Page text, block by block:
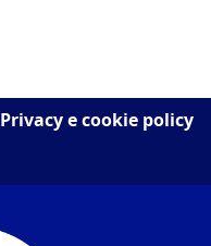
Privacy e cookie policy